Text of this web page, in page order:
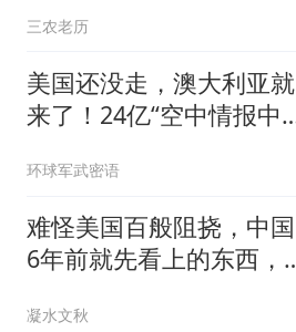
三农老历
美国还没走，澳大利亚就
来了！24亿“空中情报中
环球军武密语
难怪美国百般阻挠，中国
6年前就先看上的东西，
凝水文秋